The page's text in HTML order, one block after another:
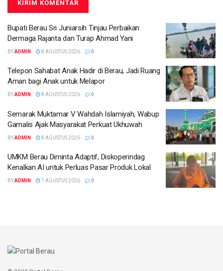
Bupati Berau Sri Juniarsih Tinjau Perbaikan
Dermaga Rajanta dan Turap Ahmad Yani
BYADMIN 8 AGUSTUS 2026 0
Telepon Sahabat Anak Hadir di Berau, Jadi Ruang
Aman bagi Anak untuk Melapor
BYADMIN 8 AGUSTUS 2026 0
Semarak Muktamar V Wahdah Islamiyah, Wabup
Gamalis Ajak Masyarakat Perkuat Ukhuwah
BYADMIN 8 AGUSTUS 2026 0
UMKM Berau Diminta Adaptif, Diskoperindag
Kenalkan AI untuk Perluas Pasar Produk Lokal
BYADMIN 7 AGUSTUS 2026 0